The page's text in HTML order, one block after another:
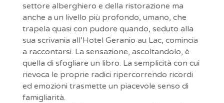
settore alberghiero e della ristorazione ma
anche a un livello più profondo, umano, che
trapela quasi con pudore quando, seduto alla
sua scrivania all’Hotel Geranio au Lac, comincia
a raccontarsi. La sensazione, ascoltandolo, è
quella di sfogliare un libro. La semplicità con cui
rievoca le proprie radici ripercorrendo ricordi
ed emozioni trasmette un piacevole senso di
famigliarità.